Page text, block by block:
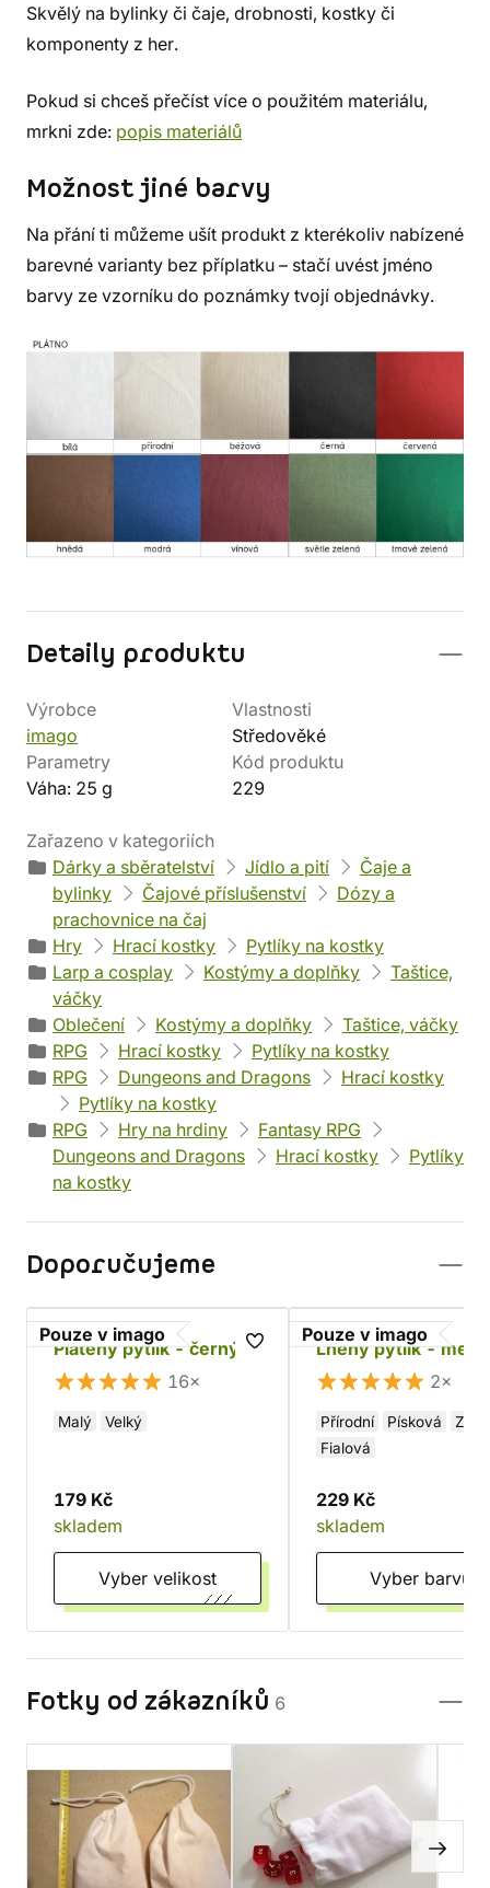
Skvělý na bylinky či čaje, drobnosti, kostky či
komponenty z her.
Pokud si chceš přečíst více o použitém materiálu,
mrkni zde: popis materiálů
Možnost jiné barvy
Na přání ti můžeme ušít produkt z kterékoliv nabízené
barevné varianty bez příplatku – stačí uvést jméno
barvy ze vzorníku do poznámky tvojí objednávky.
Detaily produktu
Výrobce
imago
Vlastnosti
Středověké
Parametry
Váha: 25 g
Kód produktu
229
Zařazeno v kategoriích
Dárky a sběratelství
Jídlo a pití
Čaje a
bylinky
Čajové příslušenství
Dózy a
prachovnice na čaj
Hry
Hrací kostky
Pytlíky na kostky
Larp a cosplay
Kostýmy a doplňky
Taštice,
váčky
Oblečení
Kostýmy a doplňky
Taštice, váčky
RPG
Hrací kostky
Pytlíky na kostky
RPG
Dungeons and Dragons
Hrací kostky
Pytlíky na kostky
RPG
Hry na hrdiny
Fantasy RPG
Dungeons and Dragons
Hrací kostky
Pytlíky
na kostky
Doporučujeme
Pouze v imago
Plátěný pytlík - černý
16×
Malý Velký
179 Kč
skladem
Vyber velikost
Pouze v imago
Lněný pytlík -
2×
Přírodní Písková
Fialová
229 Kč
skladem
Vyber barvu
Fotky od zákazníků 6